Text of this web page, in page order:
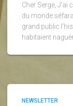
Cher Serge,
du monde
grand public
habitaient
NEWSLETTER